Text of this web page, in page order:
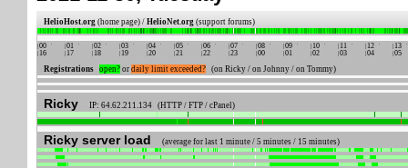
HelioHost.org (home page) / HelioNet.org (support forums)
Registrations open? or daily limit exceeded? (on Ricky / on Johnny / on Tommy)
Ricky IP: 64.62.211.134 (HTTP / FTP / cPanel)
Ricky server load (average for last 1 minute / 5 minutes / 15 minutes)
00 01 02 03 04 05 06 07 08 09 10 11 12
13
16
17 18 19 20 21 22 23 00 01 02 03 04 05